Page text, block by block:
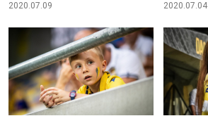
2020.07.09 2020.07.04